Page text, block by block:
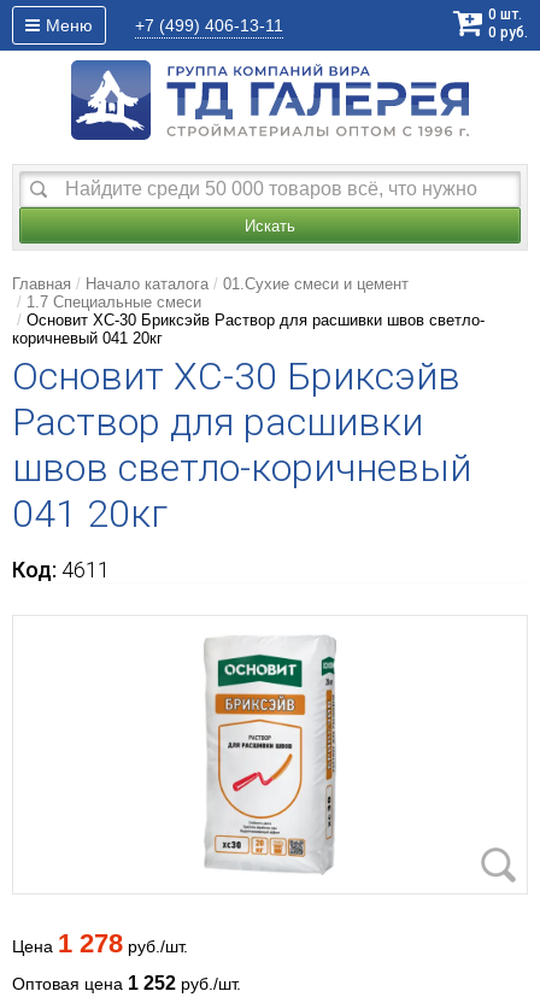
Меню +7 (499) 406-13-11
0 шт.
0 руб.
Искать
Главная Начало каталога
01.Сухие смеси и цемент
1.7 Специальные смеси
Основит XC-30 Бриксэйв Раствор для расшивки швов светло-
коричневый 041 20кг
Основит XC-30 Бриксэйв
Раствор для расшивки
швов светло-коричневый
041 20кг
Код: 4611
Цена 1 278 руб./шт.
Оптовая цена 1 252 руб./шт.